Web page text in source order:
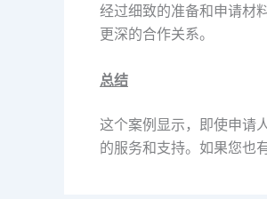
经过细致的准备和申请材
更深的合作关系。
总结
这个案例显示，即使申请
的服务和支持。如果您也